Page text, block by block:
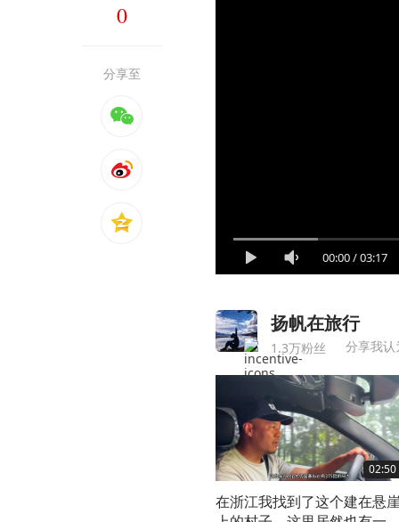
0
分享至
00:00/03:17
扬帆在旅行
1.3万粉丝 分享我
02:50
在浙江我找到了这个建在悬